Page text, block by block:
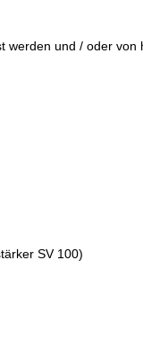
und / oder
SV 100)